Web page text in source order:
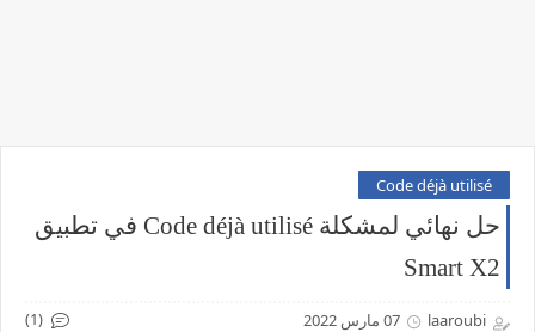
Code déjà utilisé
حل نهائي لمشكلة Code déjà utilisé في تطبيق
Smart X2
laaroubi 07 مارس 2022 (1)